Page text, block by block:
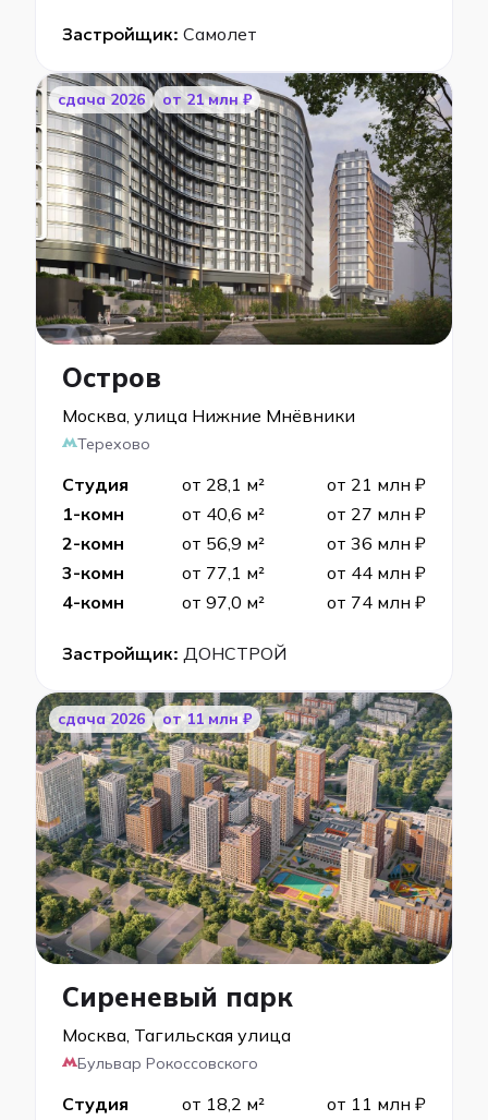
Застройщик: Самолет
cдача 2026 от 21 млн ₽
Остров
Москва, улица Нижние Мнёвники
Терехово
Студия от 28,1 м²
от 21 млн ₽
1-комн
от 40,6 м²
от 27 млн ₽
2-комн
от 56,9 м²
от 36 млн ₽
3-комн
от 77,1 м²
от 44 млн ₽
4-комн
от 97,0 м² от 74 млн ₽
Застройщик: ДОНСТРОЙ
cдача 2026 от 11 млн ₽
Сиреневый парк
Москва, Тагильская улица
Бульвар Рокоссовского
Студия от 18,2 м²
от 11 млн ₽